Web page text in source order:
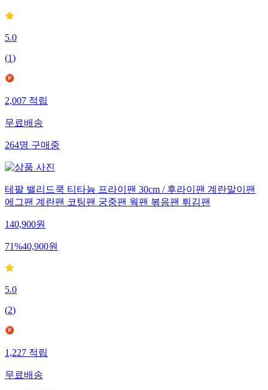
5.0
(1)
2,007적립
무료배송
264명구매중
테팔 밸리드쿡 티타늄 프라이팬 30cm / 후라이팬 계란말이팬
에그팬 계란팬 코팅팬 궁중팬 웍팬 볶음팬 튀김팬
140,900원
71%40,900원
5.0
(2)
1,227적립
무료배송